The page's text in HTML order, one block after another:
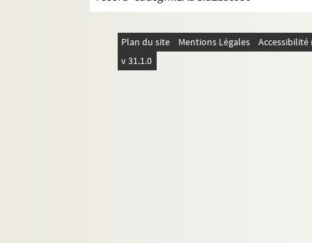
Plan du site Mentions Légales
v 31.1.0